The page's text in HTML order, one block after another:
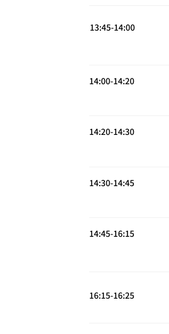
13:45-14:00
14:00-14:20
14:20-14:30
14:30-14:45
14:45-16:15
16:15-16:25